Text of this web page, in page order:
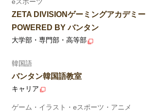
eスポーツ
ZETA DIVISIONゲーミングアカデミー
POWERED BY バンタン
大学部・専門部・高等部
韓国語
バンタン韓国語教室
キャリア
ゲーム・イラスト・eスポーツ・アニメ